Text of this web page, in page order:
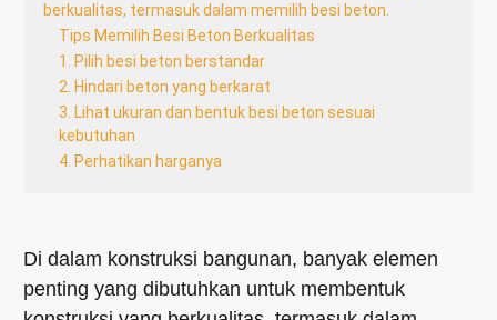
berkualitas, termasuk dalam memilih besi beton.
Tips Memilih Besi Beton Berkualitas
1. Pilih besi beton berstandar
2. Hindari beton yang berkarat
3. Lihat ukuran dan bentuk besi beton sesuai
kebutuhan
4. Perhatikan harganya
Di dalam konstruksi bangunan, banyak elemen
penting yang dibutuhkan untuk membentuk